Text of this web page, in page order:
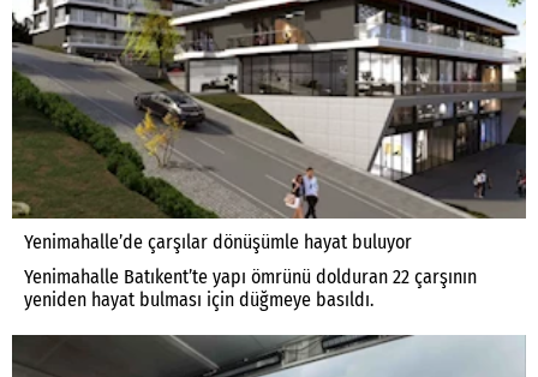
Yenimahalle’de çarşılar dönüşümle hayat buluyor
Yenimahalle Batıkent’te yapı ömrünü dolduran 22 çarşının
yeniden hayat bulması için düğmeye basıldı.